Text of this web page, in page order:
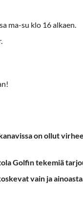
ma-su klo 16 alkaen.
on ollut
Golfin tekemiä
vain ja